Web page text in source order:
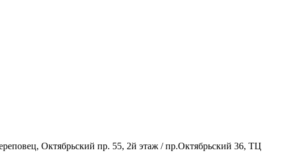
Октябрьский пр. 55, 2й этаж / пр.Октябрьский 36, ТЦ